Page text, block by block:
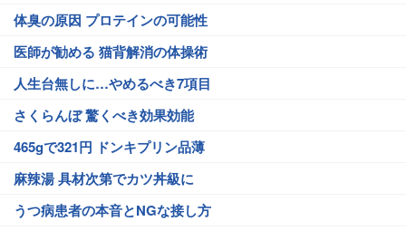
体臭の原因 プロテインの可能性
医師が勧める 猫背解消の体操術
人生台無しに…やめるべき7項目
さくらんぼ 驚くべき効果効能
465gで321円 ドンキプリン品薄
麻辣湯 具材次第でカツ丼級に
うつ病患者の本音とNGな接し方